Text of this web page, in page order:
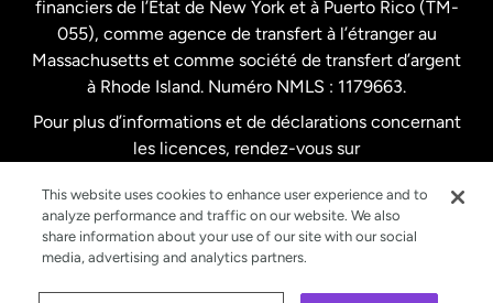
Suède
financiers de l’État de New York et à Puerto Rico (TM-
055), comme agence de transfert à l’étranger au
Massachusetts et comme société de transfert d’argent
à Rhode Island. Numéro NMLS : 1179663.
Pour plus d’informations et de déclarations concernant
les licences, rendez-vous sur
This website uses cookies to enhance user experience and to
analyze performance and traffic on our website. We also
share information about your use of our site with our social
media, advertising and analytics partners.